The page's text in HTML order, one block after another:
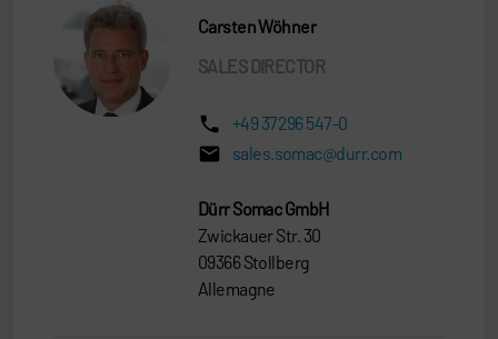
Carsten Wöhner
SALES DIRECTOR
+49 37296 547-0
sales.somac@durr.com
Dürr Somac GmbH
Zwickauer Str. 30
09366 Stollberg
Allemagne